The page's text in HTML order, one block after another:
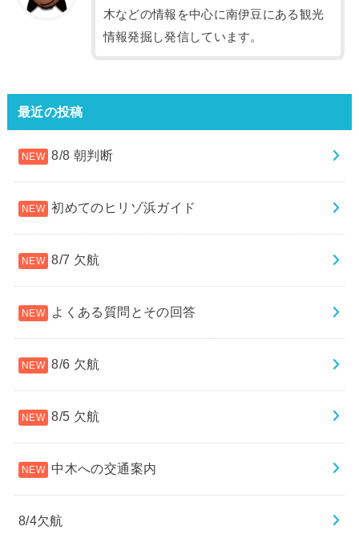
木などの情報を中心に南伊豆にある観光
情報発掘し発信しています。
最近の投稿
8/8 朝判断
初めてのヒリゾ浜ガイド
8/7 欠航
よくある質問とその回答
8/6 欠航
8/5 欠航
中木への交通案内
8/4欠航